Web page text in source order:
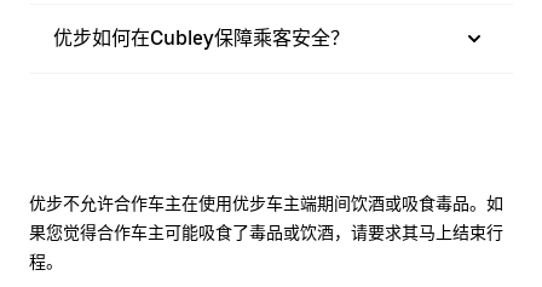
优步如何在Cubley保障乘客安全？
优步不允许合作车主在使用优步车主端期间饮酒或吸食毒品。如
果您觉得合作车主可能吸食了毒品或饮酒，请要求其马上结束行
程。